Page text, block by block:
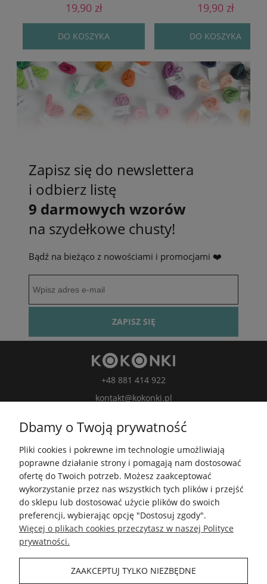
19,90 zł
DO KOSZYKA
19,90 zł
DO KOSZYKA
Zapisz się do newslettera
i odbierz listę
9 darmowych wzorów
na szydełkowe chusty!
Bądź na bieżąco z nowościami i promocjami ❤️
ZAPISZ SIĘ
+48 881 414 922
kontakt@kokonki.pl
kokonki.motki
Kokonki.motki
Grupa FB
5.0
Średnia ocena kokonki.pl
Na podstawie 148 415opiniiz całego okresu
Dbamy o Twoją prywatność
Pliki cookies i pokrewne im technologie umożliwiają
poprawne działanie strony i pomagają nam dostosować
ofertę do Twoich potrzeb. Możesz zaakceptować
wykorzystanie przez nas wszystkich tych plików i przejść
do sklepu lub dostosować użycie plików do swoich
preferencji, wybierając opcję "Dostosuj zgody".
Więcej o plikach cookies przeczytasz w naszej Polityce
prywatności.
ZAAKCEPTUJ TYLKO NIEZBĘDNE